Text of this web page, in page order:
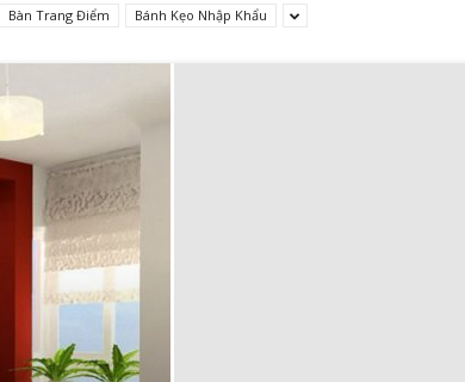
Bàn Trang Điểm Bánh Kẹo Nhập Khẩu